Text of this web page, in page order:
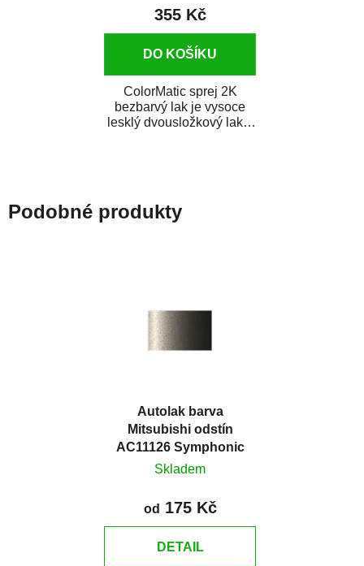
355 Kč
DO KOŠÍKU
ColorMatic sprej 2K
bezbarvý lak je vysoce
lesklý dvousložkový lak s
Podobné produkty
Autolak barva
Mitsubishi odstín
AC11126 Symphonic
silver metalíza
Skladem
od 175 Kč
DETAIL